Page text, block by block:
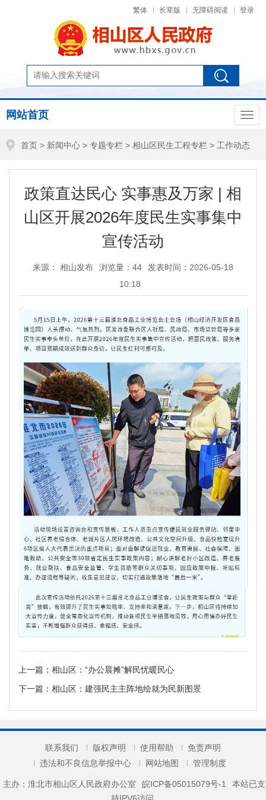
繁体 长辈版 无障碍阅读 登录
网站首页
首页 > 新闻中心 > 专题专栏 > 相山区民生工程专栏 > 工作动态
政策直达民心 实事惠及万家 | 相
山区开展2026年度民生实事集中
宣传活动
来源： 相山发布 浏览量： 44
发表时间：2026-05-18
10:18
上一篇： 相山区：“办公晨摊”解民忧暖民心
下一篇： 相山区：建强民主主阵地绘就为民新图景
联系我们 版权声明 使用帮助
免责声明
违法和不良信息举报中心
网站地图 管理制度
主办：淮北市相山区人民政府办公室 皖ICP备05015079号-1
本站已支